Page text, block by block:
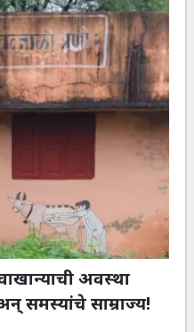
अवस्था
समस्यांचे साम्राज्य!